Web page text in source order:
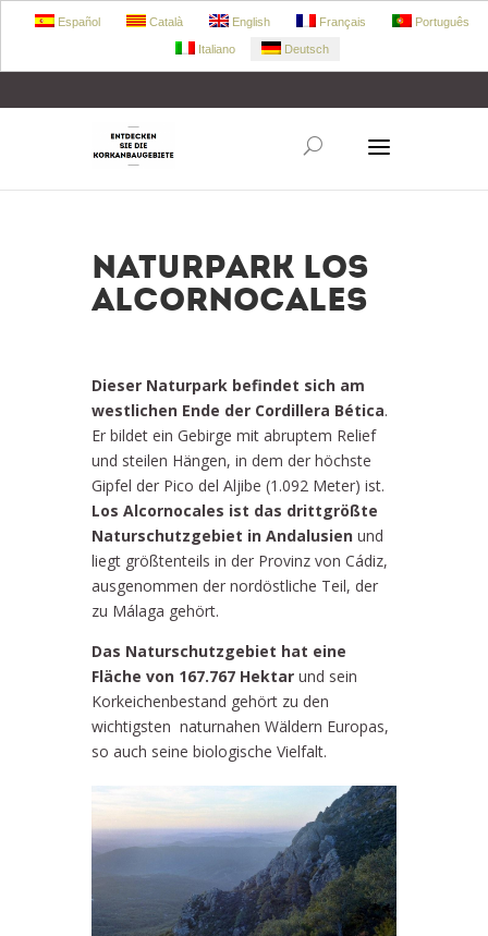
Naturpark Los
Alcornocales
Dieser Naturpark befindet sich am
westlichen Ende der Cordillera Bética.
Er bildet ein Gebirge mit abruptem Relief
und steilen Hängen, in dem der höchste
Gipfel der Pico del Aljibe (1.092 Meter) ist.
Los Alcornocales ist das drittgrößte
Naturschutzgebiet in Andalusien und
liegt größtenteils in der Provinz von Cádiz,
ausgenommen der nordöstliche Teil, der
zu Málaga gehört.
Das Naturschutzgebiet hat eine
Fläche von 167.767 Hektar und sein
Korkeichenbestand gehört zu den
wichtigsten naturnahen Wäldern Europas,
so auch seine biologische Vielfalt.
Español Català English Français Português
Italiano Deutsch